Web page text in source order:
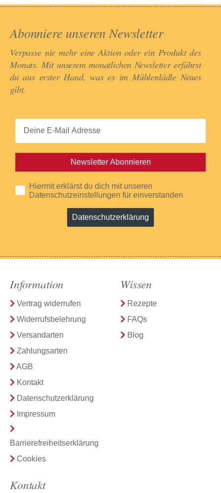
Abonniere unseren Newsletter​
Verpasse nie mehr eine Aktion oder ein Produkt des
Monats. Mit unserem monatlichen Newsletter erfährst
du aus erster Hand, was es im Mühlenlädle Neues
gibt.​
Newsletter Abonnieren
Hiermit erklärst du dich mit unseren
Datenschutzeinstellungen für einverstanden
Datenschutzerklärung
Information
Vertrag widerrufen
Widerrufsbelehrung
Versandarten
Zahlungsarten
AGB
Kontakt
Datenschutzerklärung
Impressum
Barrierefreiheitserklärung
Cookies
Wissen
Rezepte
FAQs
Blog
Kontakt